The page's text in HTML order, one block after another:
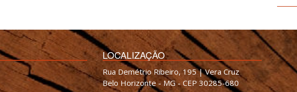
LOCALIZAÇÃO
Rua Demétrio Ribeiro, 195 | Vera Cruz
Belo Horizonte - MG - CEP 30285-680